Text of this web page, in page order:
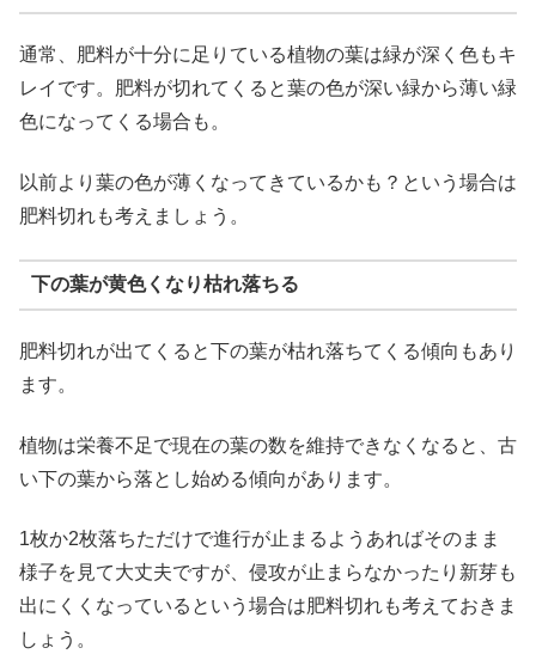
通常、肥料が十分に足りている植物の葉は緑が深く色もキ
レイです。肥料が切れてくると葉の色が深い緑から薄い緑
色になってくる場合も。
以前より葉の色が薄くなってきているかも？という場合は
肥料切れも考えましょう。
下の葉が黄色くなり枯れ落ちる
肥料切れが出てくると下の葉が枯れ落ちてくる傾向もあり
ます。
植物は栄養不足で現在の葉の数を維持できなくなると、古
い下の葉から落とし始める傾向があります。
1枚か2枚落ちただけで進行が止まるようあればそのまま
様子を見て大丈夫ですが、侵攻が止まらなかったり新芽も
出にくくなっているという場合は肥料切れも考えておきま
しょう。